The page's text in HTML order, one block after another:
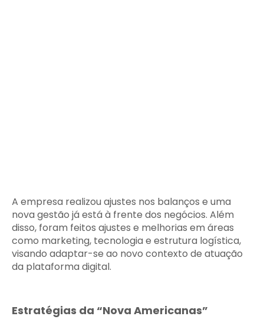
A empresa realizou ajustes nos balanços e uma
nova gestão já está à frente dos negócios. Além
disso, foram feitos ajustes e melhorias em áreas
como marketing, tecnologia e estrutura logística,
visando adaptar-se ao novo contexto de atuação
da plataforma digital.
Estratégias da “Nova Americanas”